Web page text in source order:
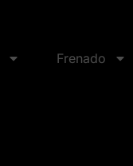
Frenado